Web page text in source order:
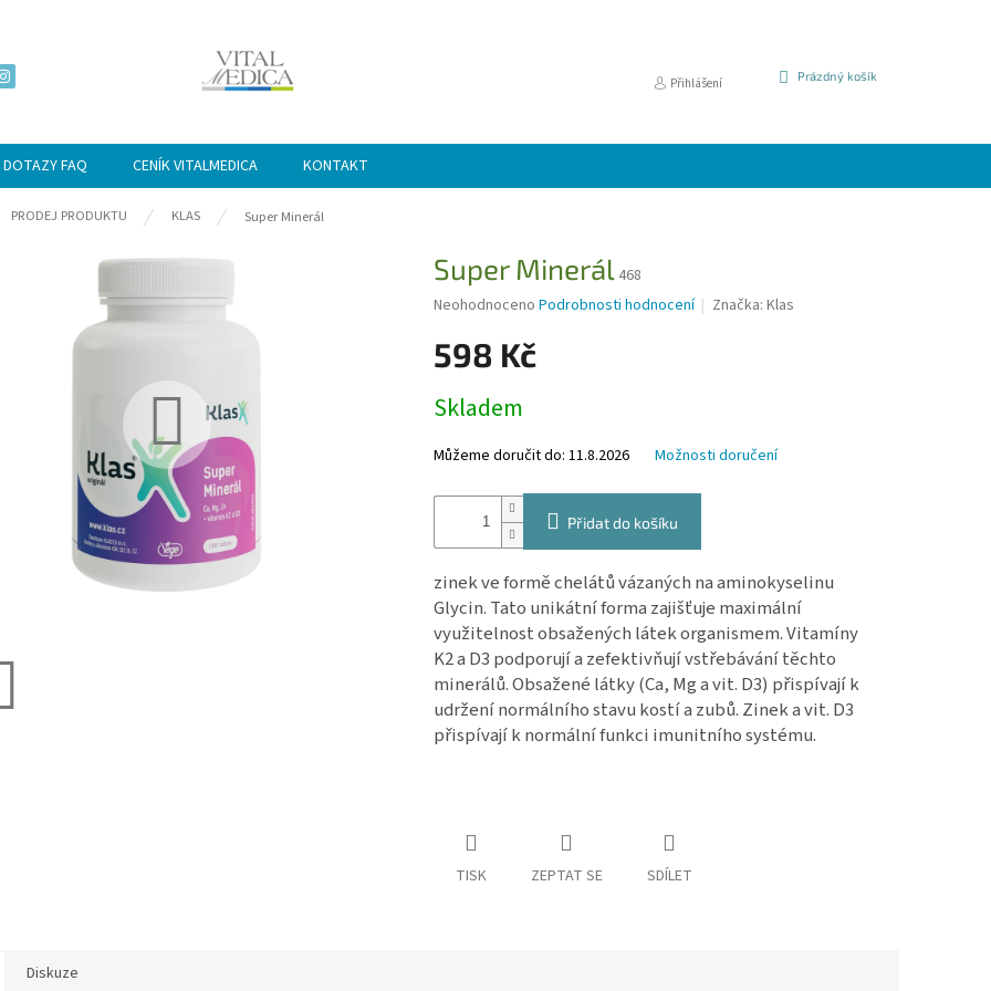
Přihlášení
NÁKUPNÍ
Prázdný košík
FAQ CENÍK VITALMEDICA KONTAKT
PRODEJ PRODUKTU KLAS Super Minerál
Super Minerál 468
Průměrné
produktu
je
z
hvězdiček.
Neohodnoceno Podrobnosti hodnocení Značka:Klas
598 Kč
cena:
Skladem
Můžeme doručit do: 11.8.2026 Možnosti doručení
Přidat do košíku
zinek ve formě chelátů vázaných na aminokyselinu
Glycin. Tato unikátní forma zajišťuje maximální
využitelnost obsažených látek organismem. Vitamíny
K2 a D3 podporují a zefektivňují vstřebávání těchto
minerálů. Obsažené látky (Ca, Mg a vit. D3) přispívají k
udržení normálního stavu kostí a zubů. Zinek a vit. D3
přispívají k normální funkci imunitního systému.
TISK ZEPTAT SE SDÍLET
Diskuze